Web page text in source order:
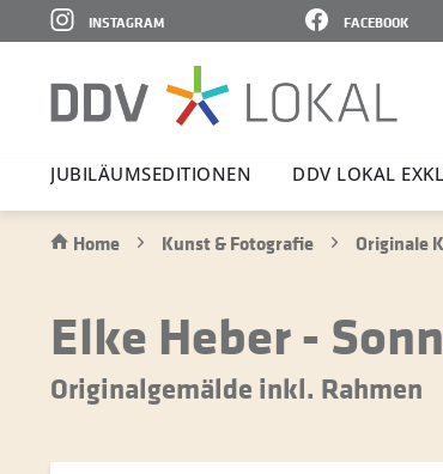
FACEBOOK
INSTAGRAM
JUBI­LÄ­UMS­E­DI­TIONEN DDV LOKAL
Home Kunst & Fotografie Originale
Elke Heber -
Originalgemälde inkl. Rahmen